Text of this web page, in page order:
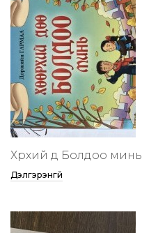
Хөөрхий дөө Болдоо минь
Дэлгэрэнгүй